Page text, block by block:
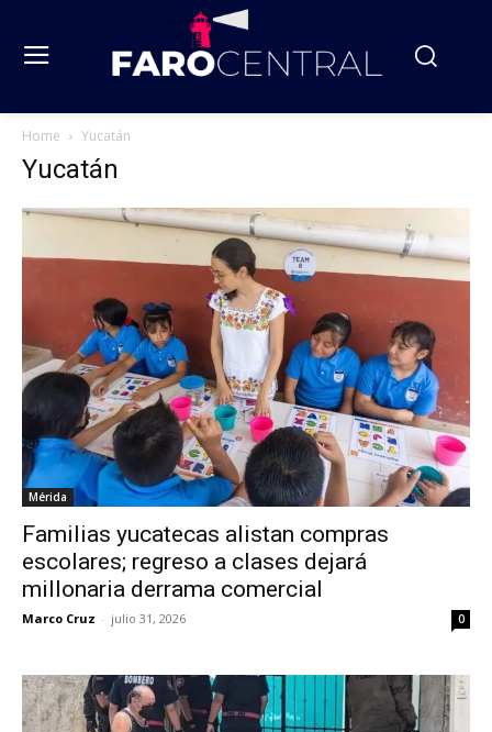
Home Yucatán
Yucatán
Mérida
Familias yucatecas alistan compras
escolares; regreso a clases dejará
millonaria derrama comercial
Marco Cruz - julio 31, 2026 0